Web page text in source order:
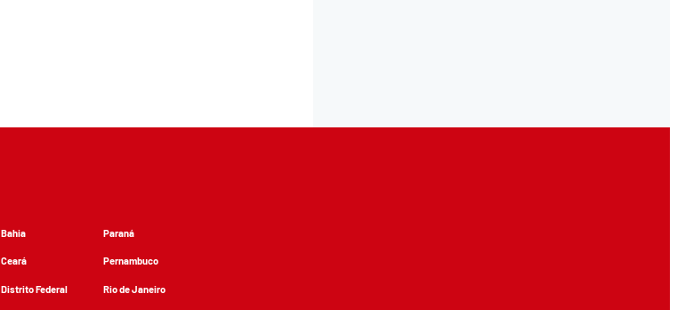
Bahia
Ceará
Distrito Federal
Paraná
Pernambuco
Rio de Janeiro